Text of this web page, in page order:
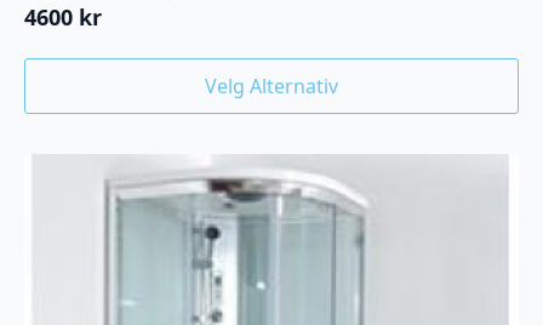
4600 kr
Velg Alternativ
Dette
har
varianter.
Alternativene
produktsiden